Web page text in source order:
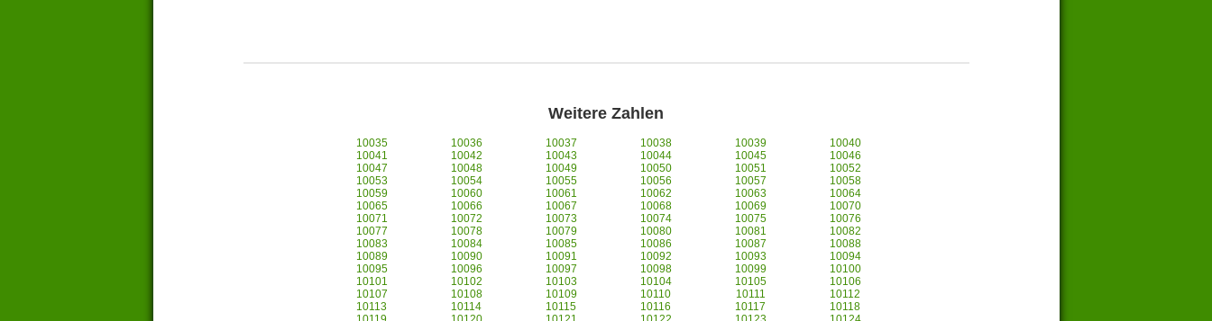
Weitere Zahlen
10035 10036 10037 10038 10039
10040
10041
10042 10043 10044 10045
10046
10047
10048 10049 10050 10051
10052
10053
10054 10055 10056 10057
10058
10059
10060 10061 10062 10063
10064
10065
10066 10067 10068 10069
10070
10071
10072 10073 10074 10075
10076
10077
10078 10079 10080 10081
10082
10083
10084 10085 10086 10087
10088
10089
10090 10091 10092 10093
10094
10095
10096 10097 10098 10099
10100
10101
10102 10103 10104 10105
10106
10107
10108 10109 10110 10111
10112
10113
10114 10115 10116 10117
10118